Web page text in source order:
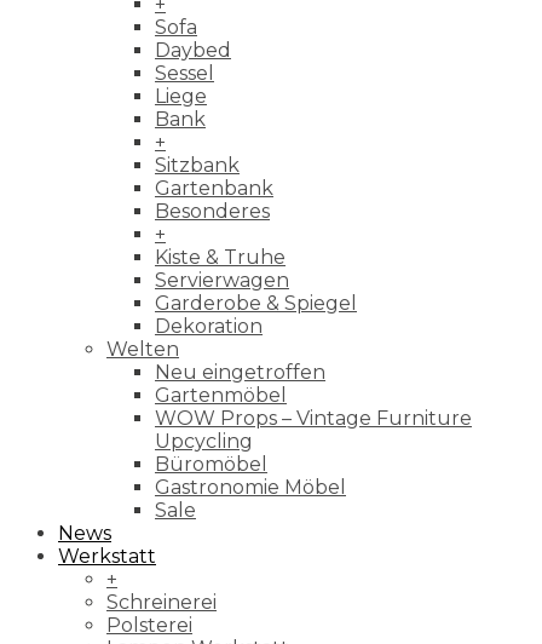
Sofa
Daybed
Sessel
Liege
Bank
+
Sitzbank
Gartenbank
Besonderes
+
Kiste & Truhe
Servierwagen
Garderobe & Spiegel
Dekoration
Welten
Neu eingetroffen
Gartenmöbel
WOW Props – Vintage Furniture
Upcycling
Büromöbel
Gastronomie Möbel
Sale
News
Werkstatt
+
Schreinerei
Polsterei